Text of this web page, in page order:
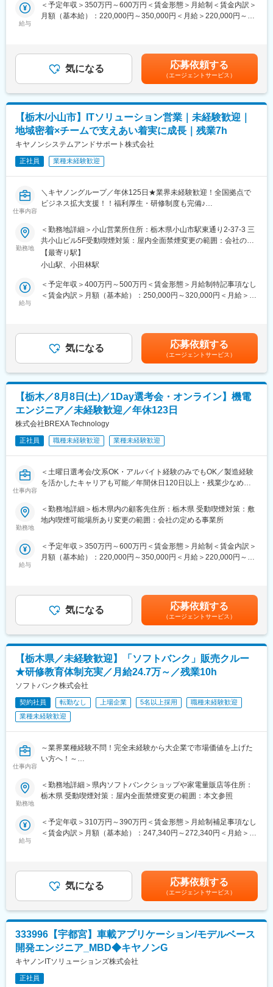
・当カンパニーの取引先は全国の大手企業など、製造業を中心に
800社以上ございます。
・スキルアップが給与UPにつながる環境で働きたい！
安定した正社員雇用で長期キャリアを築きたい！
■当日のスケジュール
・日時：2026年8月10日(月) 10:00～
（1）会社説明 40分
（2）休憩 10分
（3）個別面談 40分
（4）適性検査 40分
※参加人数が多い場合、個別面談を少しお待ちいただく可能性がご
ざいます
資格取得支援：受験費用負担＋合格祝い金あり
キャリア大学制度：中途社員も利用可能な学びの場
福利厚生充実：引越補助・寮社宅制度・家族手当あり
■業界について
技術アウトソーシングは、メーカーや官公庁に必要な技術を提供
する業界です。「派遣」という言葉で誤解されがちですが、安定
した正社員雇用＋専門スキル習得が可能。メーカーが製品に投資
するのに対し、当社はエンジニアの技術力向上に投資します。あ
・未経験からエンジニアへ：研修＋OJTで基礎から学べる
・製造経験を活かして設備保全へ：現場経験がそのまま強みに
・資格取得でキャリアアップ：
■働く環境
年間休日120日以上
残業月20時間程度
定年65歳・定着率90％以上
長期就業を支える制度多数
変更の範囲：会社の定める業務
給与
＜予定年収＞350万円～600万円＜賃金形態＞月給制＜賃金内訳＞
月額（基本給）：220,000円～350,000円＜月給＞220,000円～
給：年1回（4月）賃金はあくまでも目安の金額であり、選考を通
じて上下する可能性があります。月給(月額)は固定手当を含めた表
記です。
気になる 応募依頼する
（エージェントサービス）
【栃木/小山市】ITソリューション営業｜未経験歓迎｜
地域密着×チームで支えあい着実に成長｜残業7h
キヤノンシステムアンドサポート株式会社
正社員 業種未経験歓迎
仕事内容
＼キヤノングループ／年休125日★業界未経験歓迎！全国拠点で
ビジネス拡大支援！！福利厚生・研修制度も完備♪
■職務内容:
キヤノン製オフィス機器やIT製品の提案を通じて、企業が抱えるIT
に関する課題解決支援を行っていただきます。テレワーク導入や
業務効率化、DX推進など様々な課題を抱えている企業はまだまだ
多いです。顧客に対して最適な課題解決のためのソリューション
提案をお任せします。専門知識が求められる場面では、社内の専
門部署にて技術的なサポートを行いますので、IT関連製品の経験
・基幹ソフトウェア
・セキュリティシステム
せします。まずは中小企業様向けの既存営業を中心にお任せする
予定です。
■教育体制：
IT未経験の方でも安心して業務に取り組んでいただけるよう、入
社後の育成体制を整えております。入社後、ITに関する基礎知識
と商材学習の研修機会や、キャリア入社者向けのフォローアップ
研修もあります。配属後も先輩社員やチーム全体でしっかりフォ
ローし、入社後も継続的に成長を支援しておりますので安心して
働ける環境です。
■社内の雰囲気：
る営業スタイルです。個人で成果を追うのではなく、チームで支
え合いながらお客様への価値提供に繋げていきます。そのために
にできるメンバーが多く集まっています。
■評価制度：
・キヤノン製品だけでなく、他社の製品を幅広く取扱うマルチベ
ンダー企業だからこそ、顧客に最適な提案ができます！
・企業や店舗の決裁者との接点も多く、会話を通して豊富な知識
■福利厚生の魅力：
年1回5日間付与されるマイバカンス休暇や5年毎に休暇と金一封
が支給されるリフレッシュ休暇などの制度も充実。特別休暇や
GW・年末年始休暇と組み合わせて更に長期休暇取得も可能です。
変更の範囲：会社の定める業務
勤務地
＜勤務地詳細＞小山営業所住所：栃木県小山市駅東通り2-37-3 三
共小山ビル5F受動喫煙対策：屋内全面禁煙変更の範囲：会社の定
める事業所（リモートワーク含む）
【最寄り駅】
小山駅、小田林駅
給与
＜予定年収＞400万円～500万円＜賃金形態＞月給制特記事項なし
＜賃金内訳＞月額（基本給）：250,000円～320,000円＜月給＞
12月）賃金はあくまでも目安の金額であり、選考を通じて上下す
る可能性があります。月給(月額)は固定手当を含めた表記です。
気になる 応募依頼する
（エージェントサービス）
【栃木／8月8日(土)／1Day選考会・オンライン】機電
エンジニア／未経験歓迎／年休123日
株式会社BREXA Technology
正社員 職種未経験歓迎 業種未経験歓迎
仕事内容
＜土曜日選考会/文系OK・アルバイト経験のみでもOK／製造経験
を活かしたキャリアも可能／年間休日120日以上・残業少なめ／
■こんな方におすすめ
・スキルアップが給与UPにつながる環境で働きたい！
安定した正社員雇用で長期キャリアを築きたい！
■当日のスケジュール
・日時：2026年8月8日(土) 10:00～
（1）会社説明 40分
（2）休憩 10分
（3）個別面談 40分
（4）適性検査 40分
※参加人数が多い場合、個別面談を少しお待ちいただく可能性がご
ざいます
■当社の特長
キャリア支援制度：専任キャリアアドバイザーが希望を後押し
キャリア大学制度：中途社員も利用可能な学びの場
評価制度刷新：スキルアップが給与に直結
■業界について
技術アウトソーシングは、メーカーや官公庁に必要な技術を提供
した正社員雇用＋専門スキル習得が可能。メーカーが製品に投資
するのに対し、当社はエンジニアの技術力向上に投資します。あ
・未経験からエンジニアへ：研修＋OJTで基礎から学べる
・製造経験を活かして設備保全へ：現場経験がそのまま強みに
・資格取得でキャリアアップ：
■働く環境
年間休日120日以上
残業月20時間程度
定年65歳・定着率90％以上
長期就業を支える制度多数
勤務地
＜勤務地詳細＞栃木県内の顧客先住所：栃木県 受動喫煙対策：敷
地内喫煙可能場所あり変更の範囲：会社の定める事業所
給与
＜予定年収＞350万円～600万円＜賃金形態＞月給制＜賃金内訳＞
月額（基本給）：220,000円～350,000円＜月給＞220,000円～
給：年1回（4月）賃金はあくまでも目安の金額であり、選考を通
じて上下する可能性があります。月給(月額)は固定手当を含めた表
記です。
気になる 応募依頼する
（エージェントサービス）
【栃木県／未経験歓迎】「ソフトバンク」販売クルー
★研修教育体制充実／月給24.7万～／残業10h
ソフトバンク株式会社
契約社員 転勤なし 上場企業 5名以上採用
職種未経験歓迎
業種未経験歓迎
仕事内容
～業界業種経験不問！完全未経験から大企業で市場価値を上げた
い方へ！～
●研修充実で完全未経験でも安心！入社後や配属後等様々な研修を
ご用意
●平均残業10h／年休123日／年間100名以上の正社員化実績有の
登用制度完備／東証プライム上場
て、携帯電話を中心とした商材・各サービスの提案等を担当頂き
ます。
■業務詳細
・接客業務
・販促ツール作成（例：POP作成）
・店頭キャンペーン企画
・セールス向上に向けた各種プロモーション
勤務地
＜勤務地詳細＞県内ソフトバンクショップや家電量販店等住所：
栃木県 受動喫煙対策：屋内全面禁煙変更の範囲：本文参照
給与
＜予定年収＞310万円～390万円＜賃金形態＞月給制補足事項なし
＜賃金内訳＞月額（基本給）：247,340円～272,340円＜月給＞
月給(月額)は固定手当を含めた表記です。
気になる 応募依頼する
（エージェントサービス）
333996【宇都宮】車載アプリケーション/モデルベース
開発エンジニア_MBD◆キヤノンG
キヤノンITソリューションズ株式会社
正社員